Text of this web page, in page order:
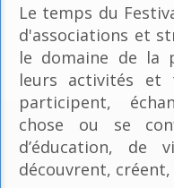
Le temps du
d'associations et
le domaine de la
leurs activités et
participent,
chose ou se
d’éducation, de
découvrent,